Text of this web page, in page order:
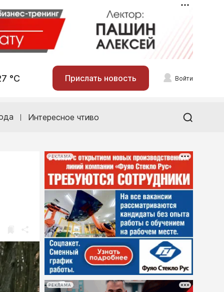
°С Прислать новость Войти
Интересное чтиво
РЕКЛАМА
РЕКЛАМА